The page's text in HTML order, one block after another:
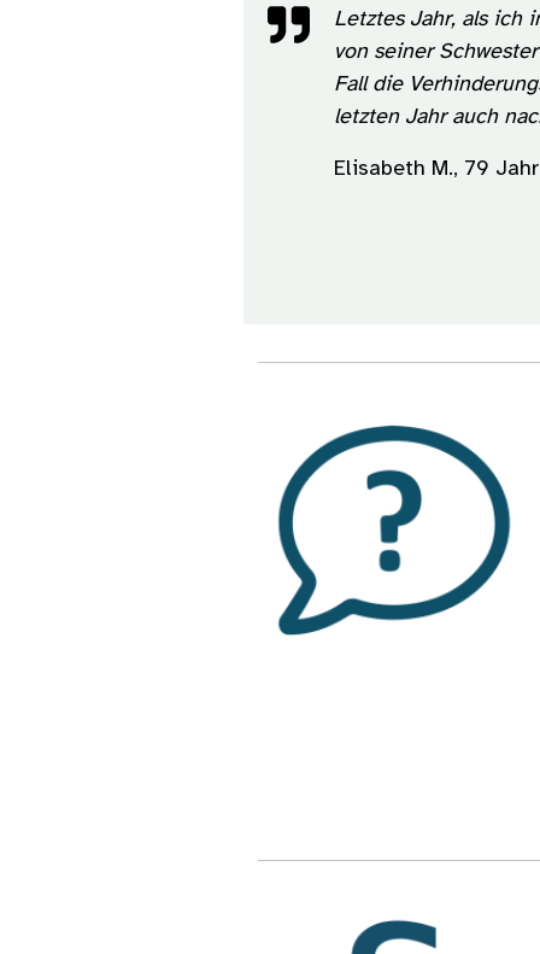
Letztes Jahr, als ich
von seiner
Fall die
letzten Jahr auch
Elisabeth M., 79